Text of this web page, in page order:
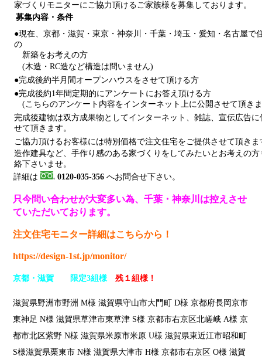
家づくりモニターにご協力頂けるご家族様を募集しております。
募集内容・条件
●現在、京都・滋賀・東京・神奈川・千葉・埼玉・愛知・名古屋で
の
新築をお考えの方
(木造・RC造など構造は問いません)
●完成後約半月間オープンハウスをさせて頂ける方
●完成後約1年間定期的にアンケートにお答え頂ける方
(こちらのアンケート内容をインターネット上に公開させて頂き
完成後建物は双方成果物としてインターネット、雑誌、宣伝広告に
せて頂きます。
ご協力頂けるお客様には特別価格で注文住宅をご提供させて頂きま
造作建具など、手作り感のある家づくりをしてみたいとお考えの方
絡下さいませ。
詳細は
0120-035-356 へお問合せ下さい。
只今問い合わせが大変多い為、千葉・神奈川は控えさせ
ていただいております。
注文住宅モニター詳細はこちらから！
https://design-1st.jp/monitor/
京都・滋賀 限定3組様残１組様！
滋賀県野洲市野洲 M様 滋賀県守山市大門町 D様 京都府長岡京市
東神足 N様 滋賀県草津市東草津 S様 京都市右京区北嵯峨 A様 京
都市北区紫野 N様 滋賀県米原市米原 U様 滋賀県東近江市昭和町
S様滋賀県栗東市 N様 滋賀県大津市 H様 京都市右京区 O様 滋賀